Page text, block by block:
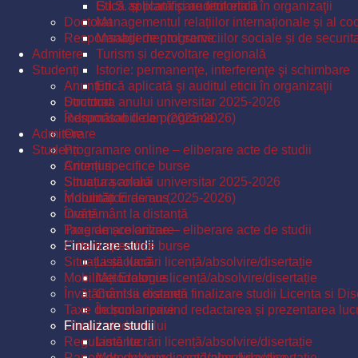
Etică aplicată şi auditul eticii în organizaţii
Doctorat
Responsabili de programe
Admitere
Studenți
Anunțuri
Structura anului universitar 2025-2026
Îndrumători de an (2025-2026)
Orare
Programare online – eliberare acte de studii
Criterii specifice burse
Situația școlară
Mobilități Erasmus
Învățământ la distanță
Taxe de școlarizare
Finalizare studii
Listă lucrări licență/absolvire/disertație
Metodologie licență/absolvire/disertație
Comisii examen finalizare studii Licenta si
Îndrumar privind redactarea și prezentarea
Ghidul studentului
Regulamente
G.I.S. și planificare teritorială
Managementul relațiilor internaționale și al
Managementul serviciilor sociale și de
Turism și dezvoltare regională
Istorie: permanenţe, interferenţe şi schimbare
Etică aplicată şi auditul eticii în organizaţii
Doctorat
Responsabili de programe
Admitere
Studenți
Anunțuri
Structura anului universitar 2025-2026
Îndrumători de an (2025-2026)
Orare
Programare online – eliberare acte de studii
Criterii specifice burse
Situația școlară
Mobilități Erasmus
Învățământ la distanță
Taxe de școlarizare
Finalizare studii
Listă lucrări licență/absolvire/disertație